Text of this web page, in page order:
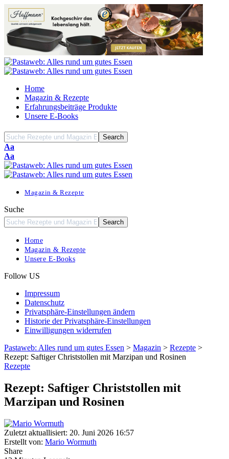
Home
Magazin & Rezepte
Erfahrungsbeiträge Produkte
Unsere E-Books
Font
Resizer
Aa
Font
Resizer
Aa
Magazin & Rezepte
Suche
Home
Magazin & Rezepte
Unsere E-Books
Follow US
Impressum
Datenschutz
Privatsphäre-Einstellungen ändern
Historie der Privatsphäre-Einstellungen
Einwilligungen widerrufen
Pastaweb: Alles rund um gutes Essen > Magazin > Rezepte >
Rezept: Saftiger Christstollen mit Marzipan und Rosinen
Rezepte
Rezept: Saftiger Christstollen mit
Marzipan und Rosinen
Zuletzt aktuallisiert: 20. Juni 2026 16:57
Erstellt von: Mario Wormuth
Share